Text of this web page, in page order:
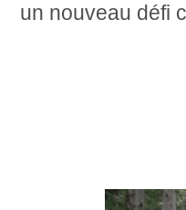
un nouveau défi